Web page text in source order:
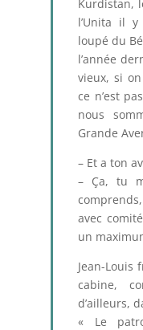
Kurdistan,
l’Unita il
loupé du
l’année
vieux, si
ce n’est
nous
Grande
– Et a ton
– Ça, tu
avec
un
Jean-Louis
cabine,
d’ailleurs,
« Le